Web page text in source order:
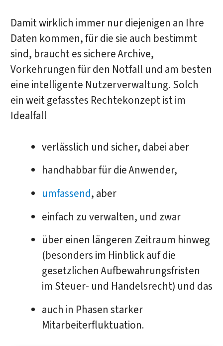
Damit wirklich immer nur diejenigen an Ihre
Daten kommen, für die sie auch bestimmt
sind, braucht es sichere Archive,
Vorkehrungen für den Notfall und am besten
eine intelligente Nutzerverwaltung. Solch
ein weit gefasstes Rechtekonzept ist im
Idealfall
verlässlich und sicher, dabei aber
handhabbar für die Anwender,
umfassend, aber
einfach zu verwalten, und zwar
über einen längeren Zeitraum hinweg
(besonders im Hinblick auf die
gesetzlichen Aufbewahrungsfristen
im Steuer- und Handelsrecht) und das
auch in Phasen starker
Mitarbeiterfluktuation.